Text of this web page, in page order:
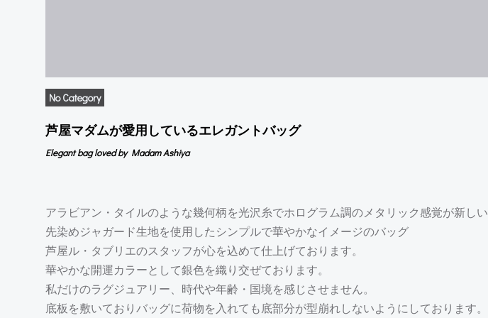
No Category
芦屋マダムが愛用しているエレガントバッグ
Elegant bag loved by Madam Ashiya
アラビアン・タイルのような幾何柄を光沢糸でホログラム調のメタリック感覚が新しい
先染めジャガード生地を使用したシンプルで華やかなイメージのバッグ
芦屋ル・タブリエのスタッフが心を込めて仕上げております。
華やかな開運カラーとして銀色を織り交ぜております。
私だけのラグジュアリー、時代や年齢・国境を感じさせません。
底板を敷いておりバッグに荷物を入れても底部分が型崩れしないようにしております。